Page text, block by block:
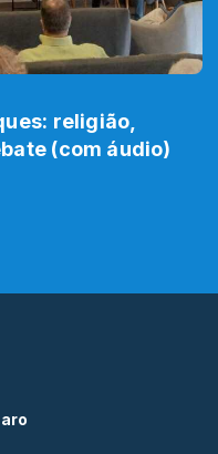
religião,
(com áudio)